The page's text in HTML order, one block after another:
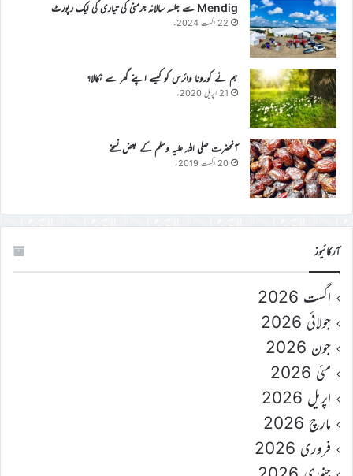
Mendig سے جلسہ سالانہ جرمنی کی تیاری کی ایک رپورٹ
22 اگست 2024ء
ہم نے کورونا وائرس کو کیسے اپنے گھر سے نکالا؟
21 اپریل 2020ء
آنحضرت صلی اللہ علیہ وسلم کے بعض نسخے
20 اگست 2019ء
آرکائیوز
اگست 2026
جولائی 2026
جون 2026
مئی 2026
اپریل 2026
مارچ 2026
فروری 2026